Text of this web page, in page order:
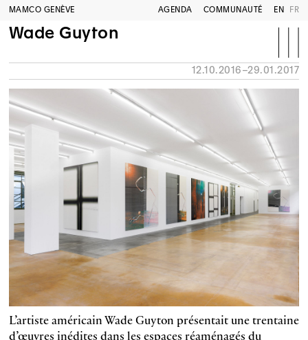
MAMCO GENÈVE AGENDA COMMUNAUTÉ EN FR
Wade Guyton
12.10.2016–29.01.2017
L’artiste américain Wade Guyton présentait une trentaine
d’œuvres inédites dans les espaces réaménagés du